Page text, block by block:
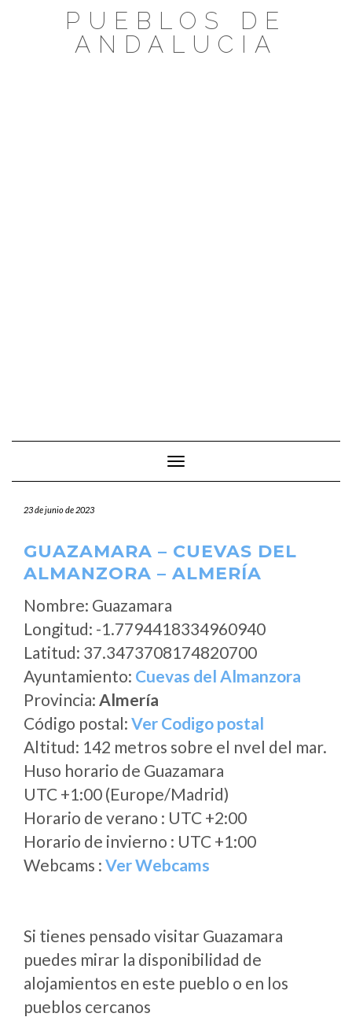
PUEBLOS DE
ANDALUCIA
Cambiar modo de navegación
23 de junio de 2023
GUAZAMARA – CUEVAS DEL
ALMANZORA – ALMERÍA
Nombre: Guazamara
Longitud: -1.7794418334960940
Latitud: 37.3473708174820700
Ayuntamiento: Cuevas del Almanzora
Provincia: Almería
Código postal: Ver Codigo postal
Altitud: 142 metros sobre el nvel del mar.
Huso horario de Guazamara
UTC +1:00 (Europe/Madrid)
Horario de verano : UTC +2:00
Horario de invierno : UTC +1:00
Webcams : Ver Webcams
Si tienes pensado visitar Guazamara
puedes mirar la disponibilidad de
alojamientos en este pueblo o en los
pueblos cercanos